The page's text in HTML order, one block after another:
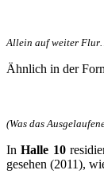
Allein auf weiter
Ähnlich in der
(Was das
InHalle 10
gesehen (2011),